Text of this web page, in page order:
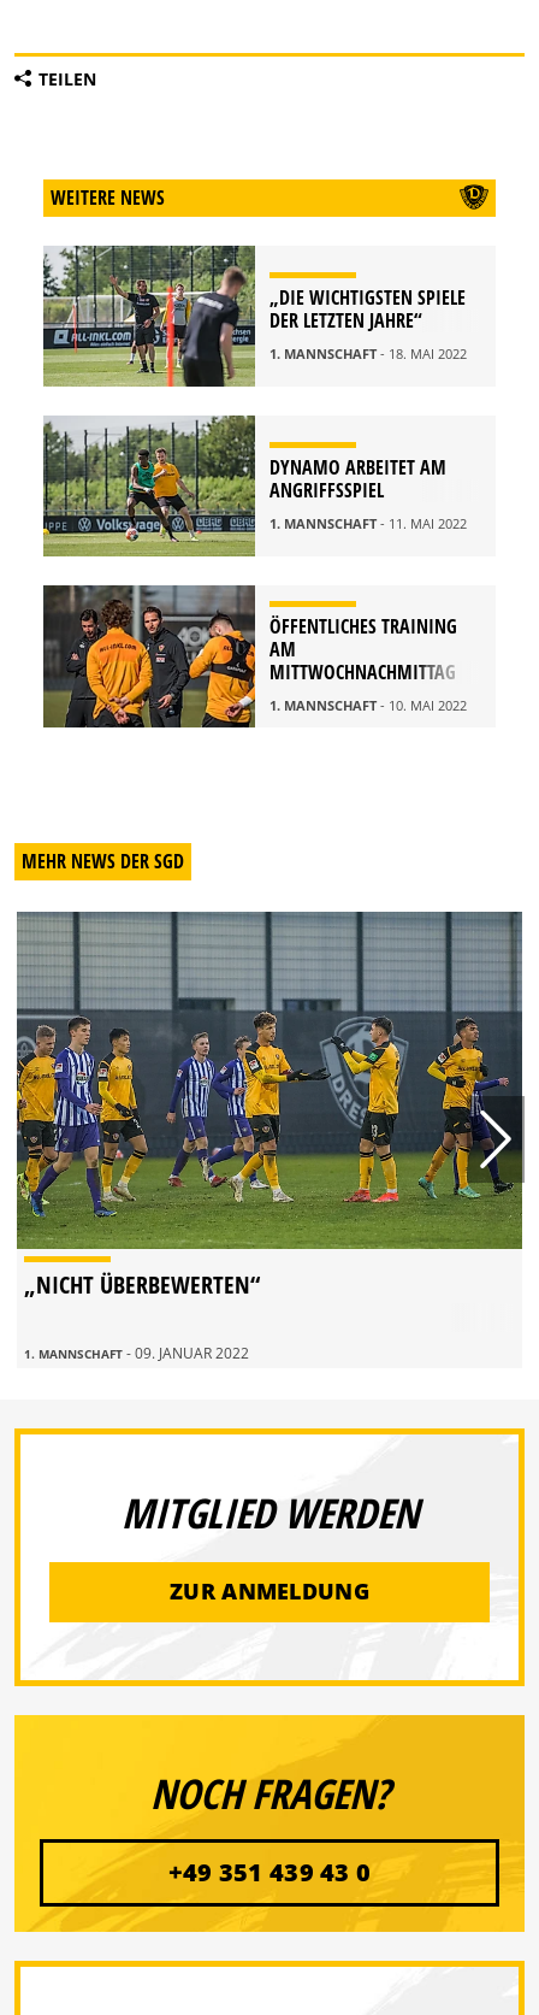
TEILEN
WEITERE NEWS
„DIE WICHTIGSTEN SPIELE
DER LETZTEN JAHRE“
1. MANNSCHAFT- 18. MAI 2022
DYNAMO ARBEITET AM
ANGRIFFSSPIEL
1. MANNSCHAFT- 11. MAI 2022
ÖFFENTLICHES TRAINING
AM
MITTWOCHNACHMITTAG
1. MANNSCHAFT- 10. MAI 2022
MEHR NEWS DER SGD
„NICHT ÜBERBEWERTEN“
1. MANNSCHAFT - 09. JANUAR 2022
MITGLIED WERDEN
ZUR ANMELDUNG
NOCH FRAGEN?
+49 351 439 43 0